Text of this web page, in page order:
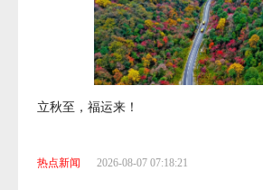
立秋至，福运来！
热点新闻 2026-08-07 07:18:21